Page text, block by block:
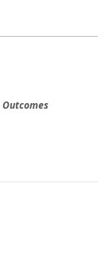
Outcomes